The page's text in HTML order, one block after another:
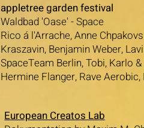
appletree garden festival
Waldbad 'Oase' - Space
Rico á l'Arrache, Anne
Kraszavin, Benjamin Weber,
SpaceTeam Berlin, Tobi, Karlo
Hermine Flanger, Rave
European Creatos Lab